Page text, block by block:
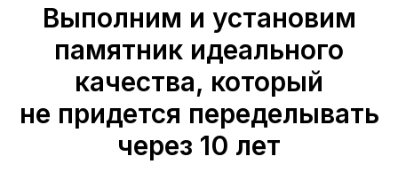
Выполним и установим
памятник идеального
качества, который
не придется переделывать
через 10 лет